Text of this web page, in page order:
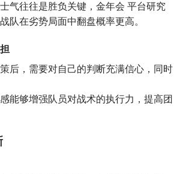
气往往是胜负关键，金年会 平台研究
队在劣势局面中翻盘概率更高。
后，需要对自己的判断充满信心，同时
能够增强队员对战术的执行力，提高团